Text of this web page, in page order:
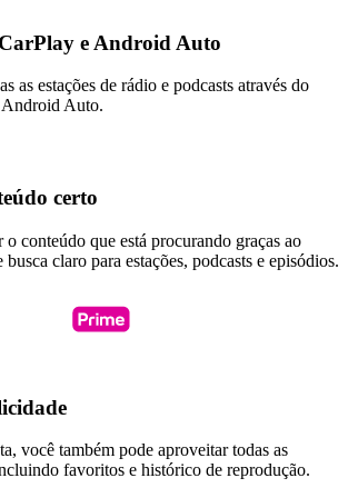
e Android Auto
as estações de rádio e podcasts através do
Auto.
certo
o conteúdo que está procurando graças ao
busca claro para estações, podcasts e episódios.
você também pode aproveitar todas as
favoritos e histórico de reprodução.